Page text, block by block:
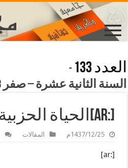
العدد 133
-
السنة الثانية عشرة – صفر 1418هـ – حزيران 1998م
[:ar]الحياة الحزبية في المجتمع[:]
1437/12/25م المقالات
[:ar]